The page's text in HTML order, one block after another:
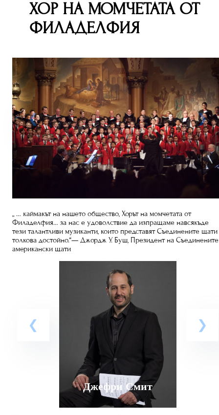
ХОР НА МОМЧЕТАТА ОТ
ФИЛАДЕЛФИЯ
„ … каймакът на нашето общество, Хорът на момчетата от
Филаделфия… за нас е удоволствие да изпращаме навсякъде
тези талантливи музиканти, които представят Съединените щати
толкова достойно.“— Джордж У. Буш, Президент на Съединените
американски щати
Джефри Смит